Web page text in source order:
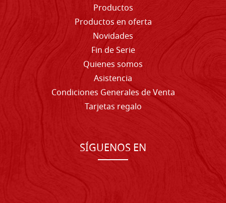
Productos
Productos en oferta
Novidades
Fin de Serie
Quienes somos
Asistencia
Condiciones Generales de Venta
Tarjetas regalo
SÍGUENOS EN